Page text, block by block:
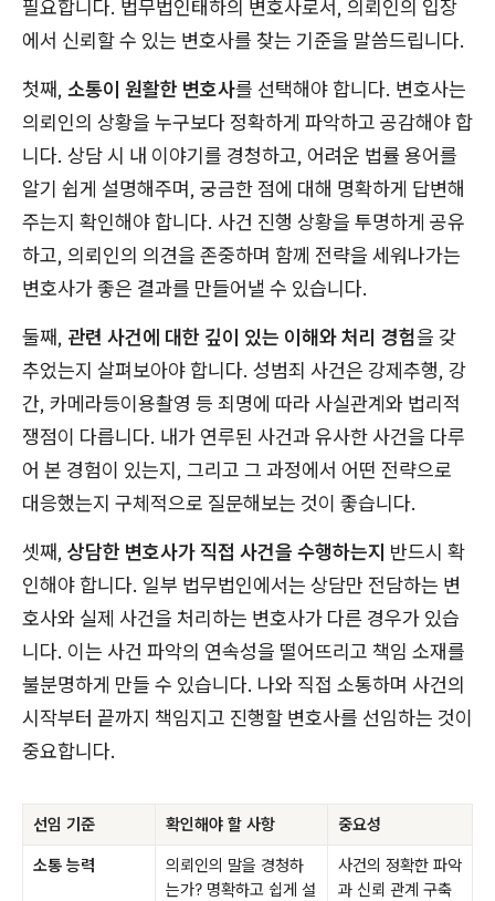
필요합니다. 법무법인태하의 변호사로서, 의뢰인의 입장
에서 신뢰할 수 있는 변호사를 찾는 기준을 말씀드립니다.
첫째, 소통이 원활한 변호사를 선택해야 합니다. 변호사는
의뢰인의 상황을 누구보다 정확하게 파악하고 공감해야 합
니다. 상담 시 내 이야기를 경청하고, 어려운 법률 용어를
알기 쉽게 설명해주며, 궁금한 점에 대해 명확하게 답변해
주는지 확인해야 합니다. 사건 진행 상황을 투명하게 공유
하고, 의뢰인의 의견을 존중하며 함께 전략을 세워나가는
변호사가 좋은 결과를 만들어낼 수 있습니다.
둘째, 관련 사건에 대한 깊이 있는 이해와 처리 경험을 갖
추었는지 살펴보아야 합니다. 성범죄 사건은 강제추행, 강
간, 카메라등이용촬영 등 죄명에 따라 사실관계와 법리적
쟁점이 다릅니다. 내가 연루된 사건과 유사한 사건을 다루
어 본 경험이 있는지, 그리고 그 과정에서 어떤 전략으로
대응했는지 구체적으로 질문해보는 것이 좋습니다.
셋째, 상담한 변호사가 직접 사건을 수행하는지 반드시 확
인해야 합니다. 일부 법무법인에서는 상담만 전담하는 변
호사와 실제 사건을 처리하는 변호사가 다른 경우가 있습
니다. 이는 사건 파악의 연속성을 떨어뜨리고 책임 소재를
불분명하게 만들 수 있습니다. 나와 직접 소통하며 사건의
시작부터 끝까지 책임지고 진행할 변호사를 선임하는 것이
중요합니다.
선임 기준 확인해야 할 사항
중요성
소통 능력
의뢰인의 말을 경청하
는가? 명확하고 쉽게 설
사건의 정확한 파악
과 신뢰 관계 구축